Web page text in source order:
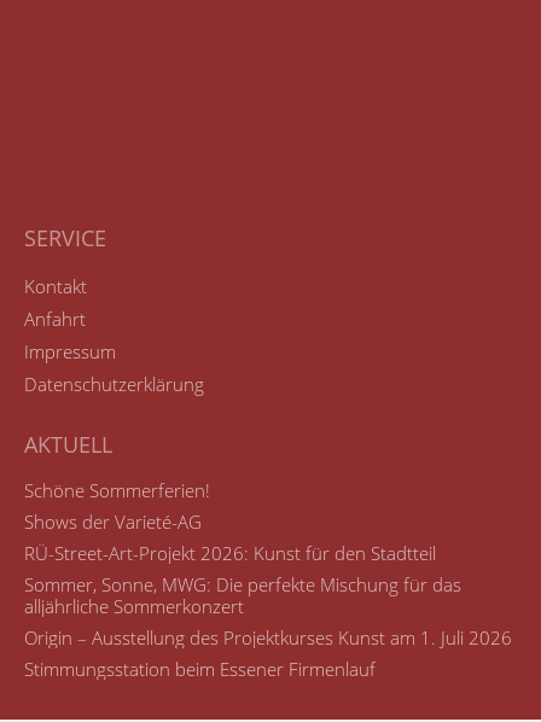
SERVICE
Kontakt
Anfahrt
Impressum
Datenschutzerklärung
AKTUELL
Schöne Sommerferien!
Shows der Varieté-AG
RÜ-Street-Art-Projekt 2026: Kunst für den Stadtteil
Sommer, Sonne, MWG: Die perfekte Mischung für das
alljährliche Sommerkonzert
Origin – Ausstellung des Projektkurses Kunst am 1. Juli 2026
Stimmungsstation beim Essener Firmenlauf